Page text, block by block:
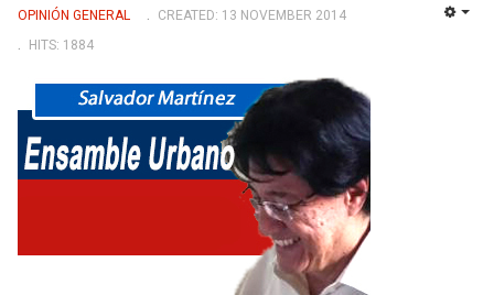
OPINIÓN GENERAL
CREATED: 13 NOVEMBER 2014
HITS: 1884